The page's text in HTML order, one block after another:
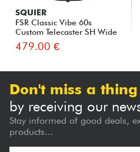
SQUIER
FSR Classic Vibe 60s
Custom Telecaster SH Wide
Ran...
479.00 €
Don't miss a thing
by receiving our
Stay informed of good deals,
products...